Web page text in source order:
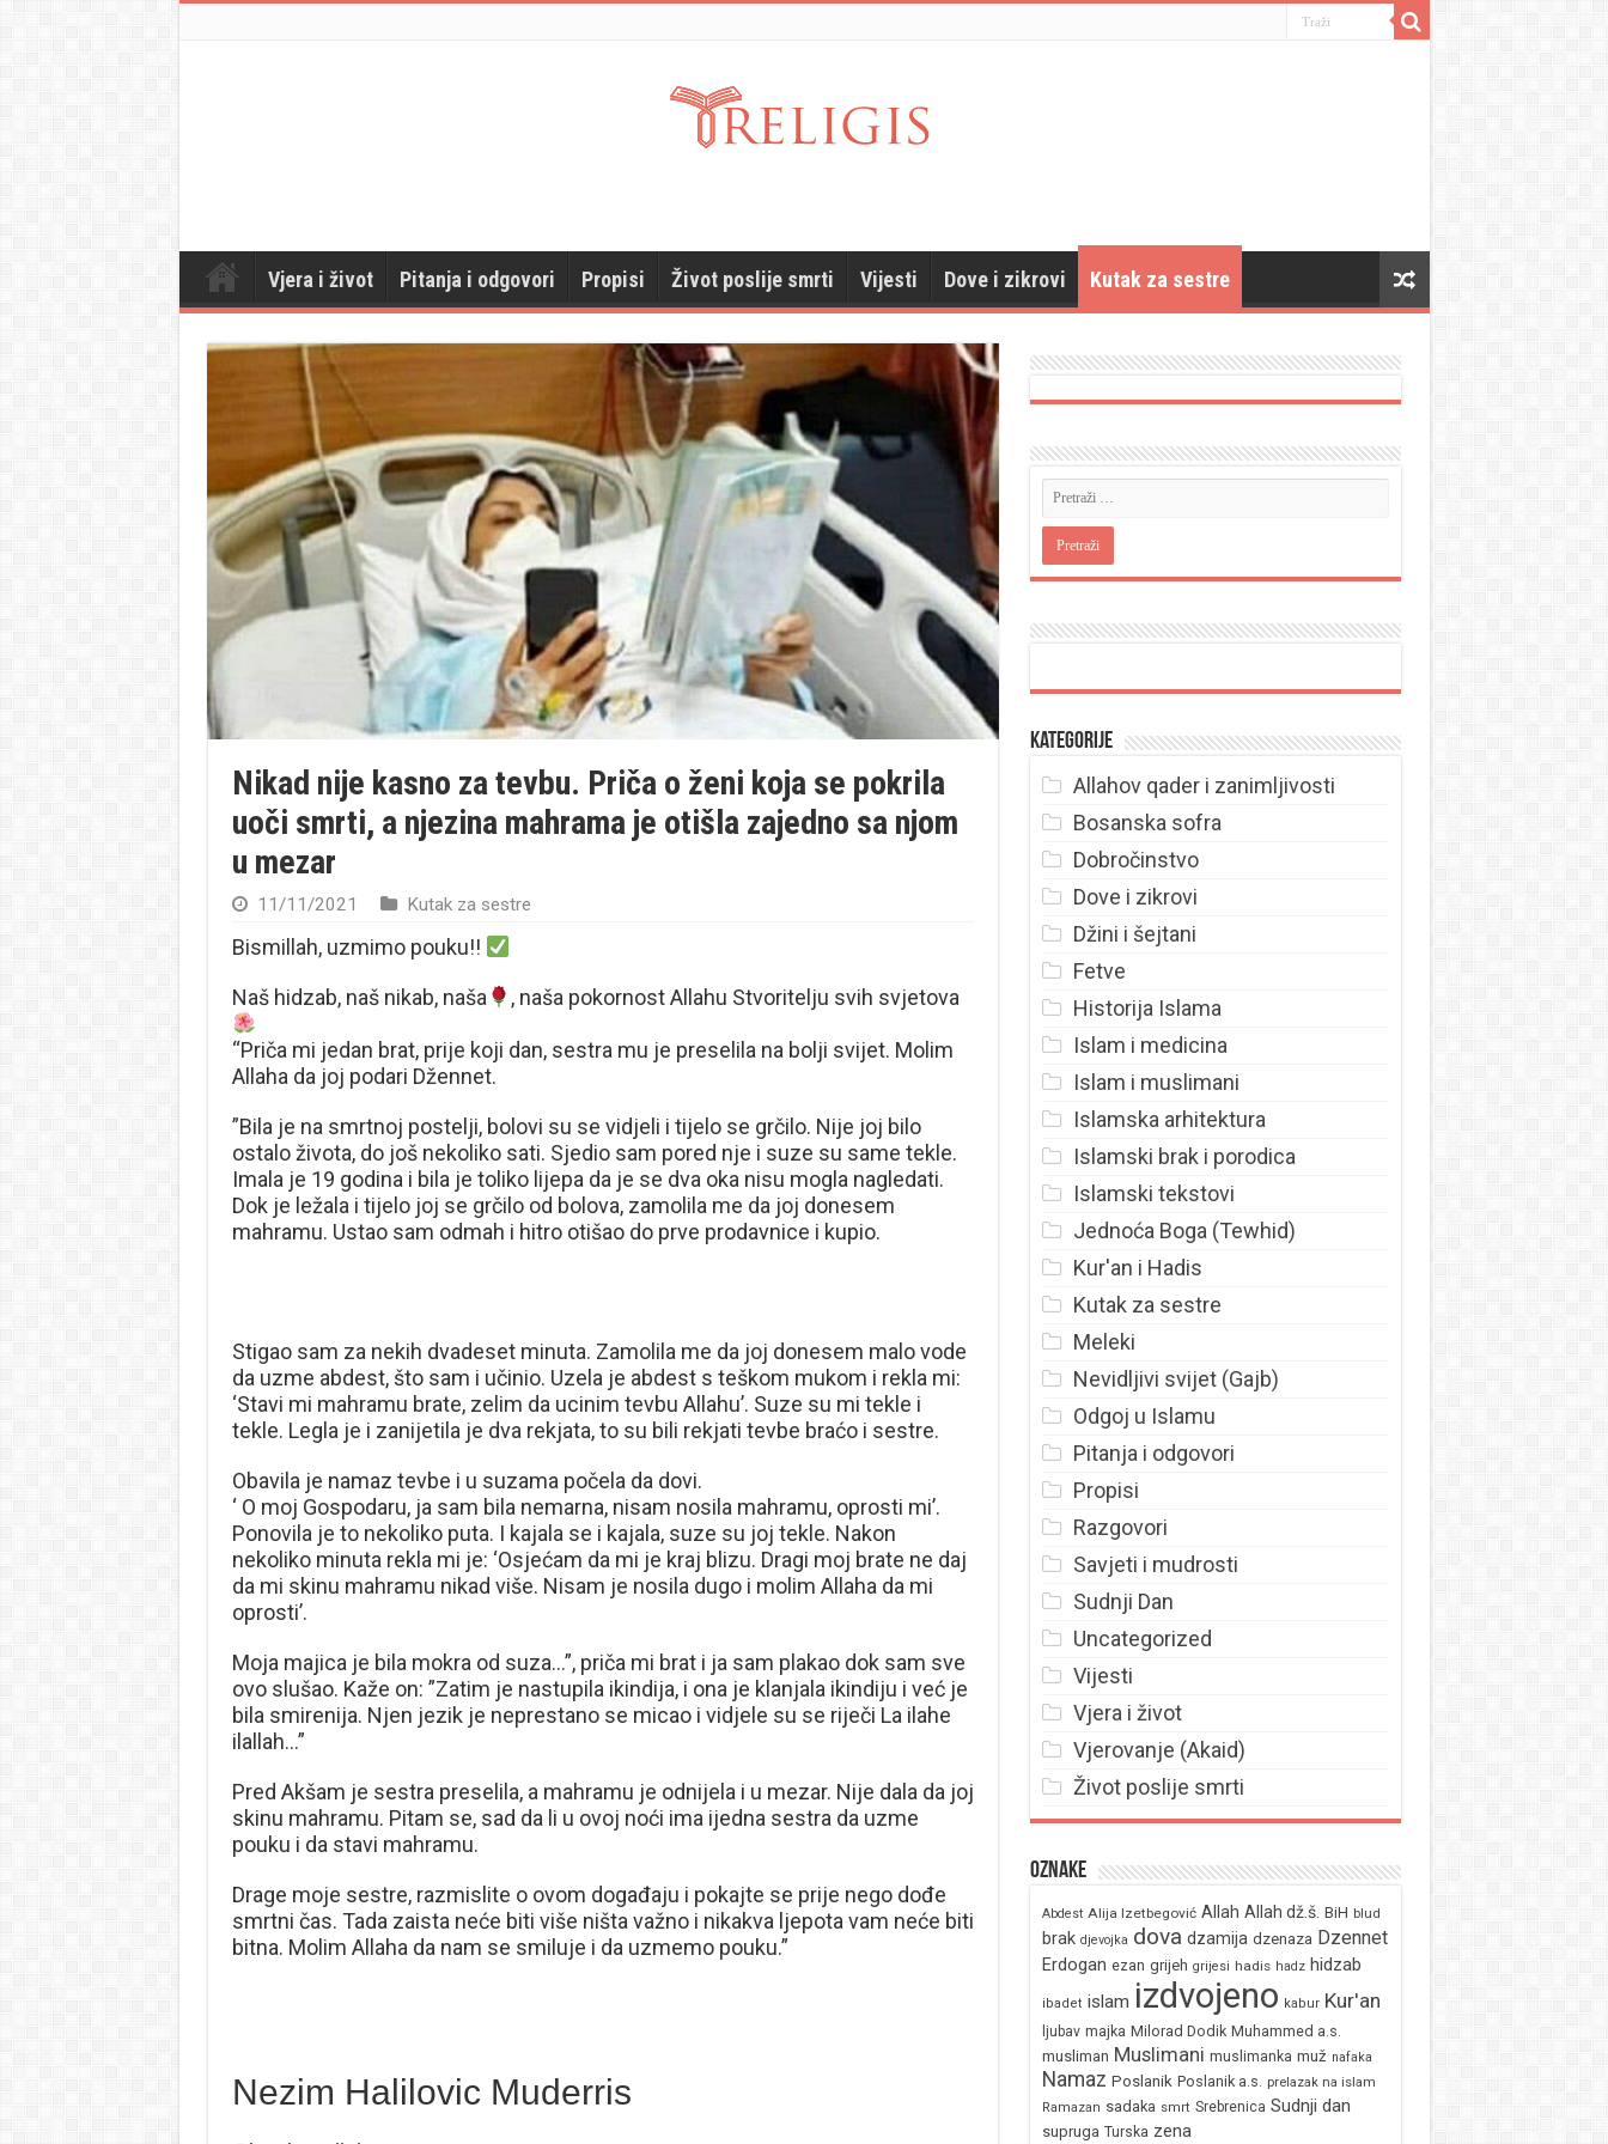
Vjera i život Pitanja i odgovori Propisi Život poslije smrti Vijesti Dove i zikrovi Kutak za sestre
Nikad nije kasno za tevbu. Priča o ženi koja se pokrila
uoči smrti, a njezina mahrama je otišla zajedno sa njom
u mezar
11/11/2021 Kutak za sestre
Bismillah, uzmimo pouku!!
Naš hidzab, naš nikab, naša
, naša pokornost Allahu Stvoritelju svih svjetova
“Priča mi jedan brat, prije koji dan, sestra mu je preselila na bolji svijet. Molim
Allaha da joj podari Džennet.
”Bila je na smrtnoj postelji, bolovi su se vidjeli i tijelo se grčilo. Nije joj bilo
ostalo života, do još nekoliko sati. Sjedio sam pored nje i suze su same tekle.
Imala je 19 godina i bila je toliko lijepa da je se dva oka nisu mogla nagledati.
Dok je ležala i tijelo joj se grčilo od bolova, zamolila me da joj donesem
mahramu. Ustao sam odmah i hitro otišao do prve prodavnice i kupio.
Stigao sam za nekih dvadeset minuta. Zamolila me da joj donesem malo vode
da uzme abdest, što sam i učinio. Uzela je abdest s teškom mukom i rekla mi:
‘Stavi mi mahramu brate, zelim da ucinim tevbu Allahu’. Suze su mi tekle i
tekle. Legla je i zanijetila je dva rekjata, to su bili rekjati tevbe braćo i sestre.
Obavila je namaz tevbe i u suzama počela da dovi.
‘ O moj Gospodaru, ja sam bila nemarna, nisam nosila mahramu, oprosti mi’.
Ponovila je to nekoliko puta. I kajala se i kajala, suze su joj tekle. Nakon
nekoliko minuta rekla mi je: ‘Osjećam da mi je kraj blizu. Dragi moj brate ne daj
da mi skinu mahramu nikad više. Nisam je nosila dugo i molim Allaha da mi
oprosti’.
Moja majica je bila mokra od suza…”, priča mi brat i ja sam plakao dok sam sve
ovo slušao. Kaže on: ”Zatim je nastupila ikindija, i ona je klanjala ikindiju i već je
bila smirenija. Njen jezik je neprestano se micao i vidjele su se riječi La ilahe
ilallah…”
Pred Akšam je sestra preselila, a mahramu je odnijela i u mezar. Nije dala da joj
skinu mahramu. Pitam se, sad da li u ovoj noći ima ijedna sestra da uzme
pouku i da stavi mahramu.
Drage moje sestre, razmislite o ovom događaju i pokajte se prije nego dođe
smrtni čas. Tada zaista neće biti više ništa važno i nikakva ljepota vam neće biti
bitna. Molim Allaha da nam se smiluje i da uzmemo pouku.”
Nezim Halilovic Muderris
Kategorije
Allahov qader i zanimljivosti
Bosanska sofra
Dobročinstvo
Dove i zikrovi
Džini i šejtani
Fetve
Historija Islama
Islam i medicina
Islam i muslimani
Islamska arhitektura
Islamski brak i porodica
Islamski tekstovi
Jednoća Boga (Tewhid)
Kur'an i Hadis
Kutak za sestre
Meleki
Nevidljivi svijet (Gajb)
Odgoj u Islamu
Pitanja i odgovori
Propisi
Razgovori
Savjeti i mudrosti
Sudnji Dan
Uncategorized
Vijesti
Vjera i život
Vjerovanje (Akaid)
Život poslije smrti
Oznake
Abdest Alija Izetbegović Allah Allah dž.š. BiH blud
brak djevojka dova dzamija dzenaza Dzennet
Erdogan ezan grijeh grijesi hadis hadz hidzab
ibadet islam izdvojeno kabur Kur'an
ljubav majka Milorad Dodik Muhammed a.s.
musliman Muslimani muslimanka muž nafaka
Namaz Poslanik Poslanik a.s. prelazak na islam
Ramazan sadaka smrt Srebrenica Sudnji dan
supruga Turska zena